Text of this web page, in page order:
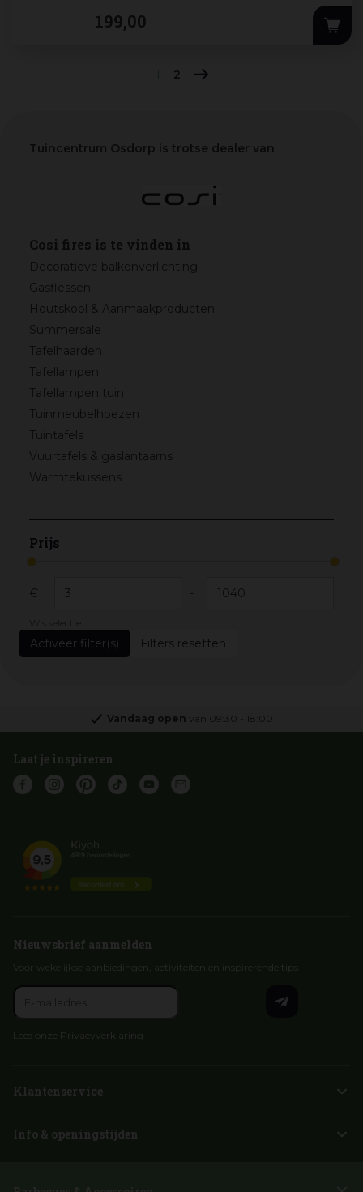
199,00
2
Tuincentrum Osdorp is trotse dealer van
Cosi fires is te vinden in
Decoratieve balkonverlichting
Gasflessen
Houtskool & Aanmaakproducten
Summersale
Tafelhaarden
Tafellampen
Tafellampen tuin
Tuinmeubelhoezen
Tuintafels
Vuurtafels & gaslantaarns
Warmtekussens
Prijs
€ -
Filters resetten
Vandaag open van 09:30 18:00
Laat je inspireren
Nieuwsbrief aanmelden
Voor wekelijkse aanbiedingen, activiteiten en inspirerende tips
Lees onze Privacyverklaring
Klantenservice
Info & openingstijden